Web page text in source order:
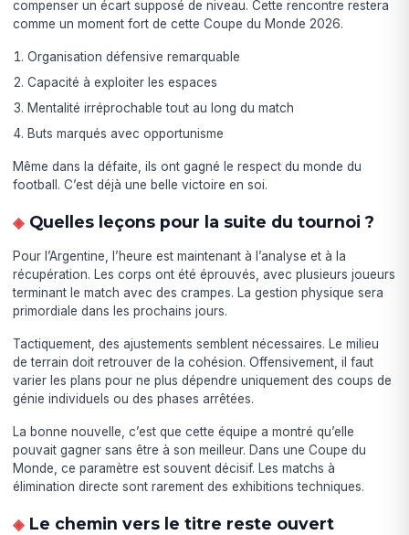
compenser un écart supposé de niveau. Cette rencontre restera
comme un moment fort de cette Coupe du Monde 2026.
Organisation défensive remarquable
Capacité à exploiter les espaces
Mentalité irréprochable tout au long du match
Buts marqués avec opportunisme
Même dans la défaite, ils ont gagné le respect du monde du
football. C’est déjà une belle victoire en soi.
Quelles leçons pour la suite du tournoi ?
Pour l’Argentine, l’heure est maintenant à l’analyse et à la
récupération. Les corps ont été éprouvés, avec plusieurs joueurs
terminant le match avec des crampes. La gestion physique sera
primordiale dans les prochains jours.
Tactiquement, des ajustements semblent nécessaires. Le milieu
de terrain doit retrouver de la cohésion. Offensivement, il faut
varier les plans pour ne plus dépendre uniquement des coups de
génie individuels ou des phases arrêtées.
La bonne nouvelle, c’est que cette équipe a montré qu’elle
pouvait gagner sans être à son meilleur. Dans une Coupe du
Monde, ce paramètre est souvent décisif. Les matchs à
élimination directe sont rarement des exhibitions techniques.
Le chemin vers le titre reste ouvert